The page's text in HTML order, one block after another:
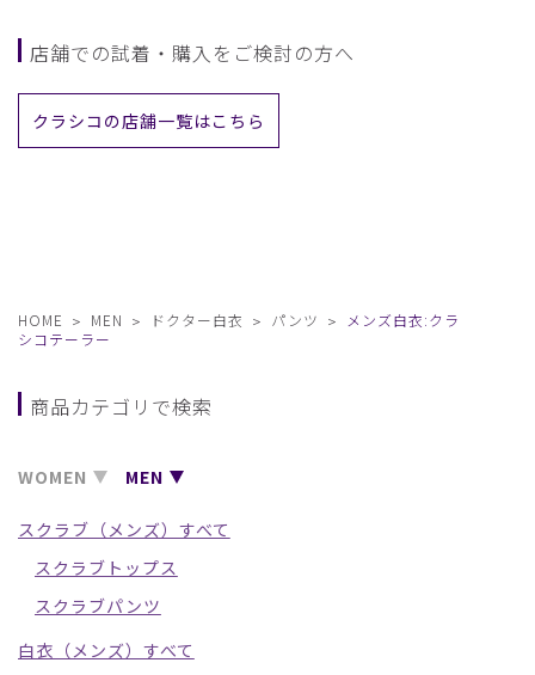
店舗での試着・購入をご検討の方へ
クラシコの店舗一覧はこちら
HOME MEN ドクター白衣 パンツ
メンズ白衣:クラ
シコテーラー
商品カテゴリで検索
WOMEN MEN
スクラブ（メンズ）すべて
スクラブトップス
スクラブパンツ
白衣（メンズ）すべて